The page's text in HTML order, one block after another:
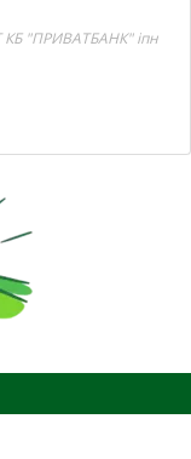
КБ "ПРИВАТБАНК" іпн